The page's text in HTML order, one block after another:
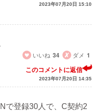
2023年07月20日 15:10
いいね 34 ダメ 1
このコメントに返信
2023年07月20日 14:35
で登録30人で、C契約2